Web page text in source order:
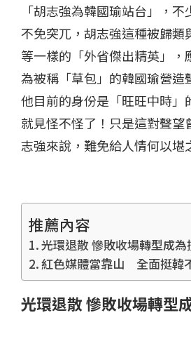
「胡志強為韓國瑜站台」，
不免突兀，胡志強這種被歸類
等一樣的「外省傑出精英」，
為被稱「草包」的韓國瑜營造
他目前的身份是「旺旺中時」
就見怪不怪了！只是這對聲望
志強來說，難免給人情何以堪
推薦內容
光環退散 慘敗收場轉型成為
紅色媒體當靠山 全面挺韓
光環退散 慘敗收場轉型